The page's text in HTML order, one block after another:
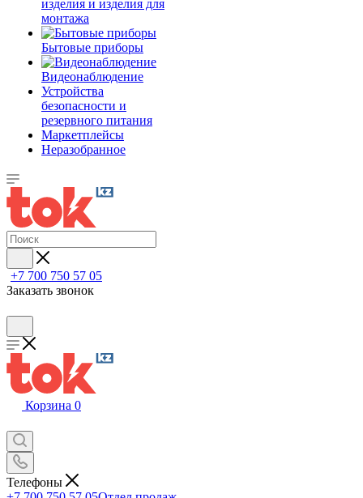
изделия и изделия для
монтажа
Бытовые приборы
Видеонаблюдение
Устройства
безопасности и
резервного питания
Маркетплейсы
Неразобранное
+7 700 750 57 05
Заказать звонок
Корзина 0
Телефоны